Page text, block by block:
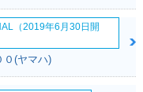
（2019年6月30日開
０(ヤマハ)